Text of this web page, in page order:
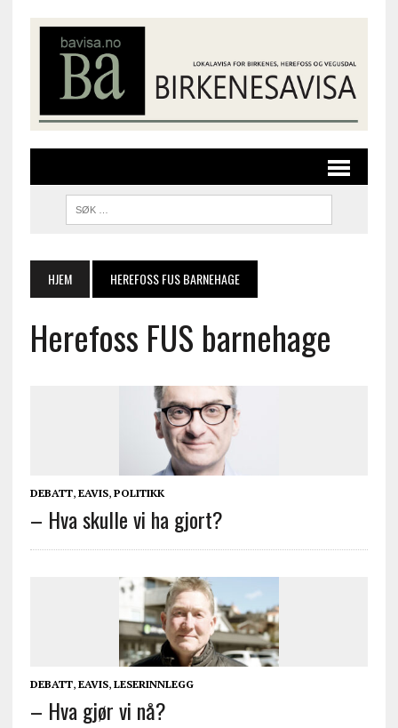
HJEM HEREFOSS FUS BARNEHAGE
Herefoss FUS barnehage
DEBATT, EAVIS, POLITIKK
– Hva skulle vi ha gjort?
DEBATT, EAVIS, LESERINNLEGG
– Hva gjør vi nå?